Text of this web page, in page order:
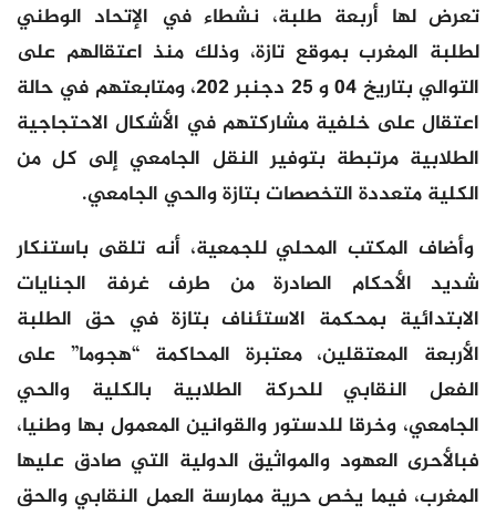
تعرض لها أربعة طلبة، نشطاء في الإتحاد الوطني
لطلبة المغرب بموقع تازة، وذلك منذ اعتقالهم على
التوالي بتاريخ 04 و 25 دجنبر 202، ومتابعتهم في حالة
اعتقال على خلفية مشاركتهم في الأشكال الاحتجاجية
الطلابية مرتبطة بتوفير النقل الجامعي إلى كل من
الكلية متعددة التخصصات بتازة والحي الجامعي.
وأضاف المكتب المحلي للجمعية، أنه تلقى باستنكار
شديد الأحكام الصادرة من طرف غرفة الجنايات
الابتدائية بمحكمة الاستئناف بتازة في حق الطلبة
الأربعة المعتقلين، معتبرة المحاكمة “هجوما” على
الفعل النقابي للحركة الطلابية بالكلية والحي
الجامعي، وخرقا للدستور والقوانين المعمول بها وطنيا،
فبالأحرى العهود والمواثيق الدولية التي صادق عليها
المغرب، فيما يخص حرية ممارسة العمل النقابي والحق